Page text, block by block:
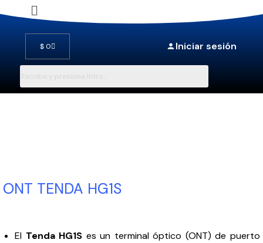
Saltar
contenido
$0 Iniciar sesión
ONT TENDA HG1S
El Tenda HG1S es un terminal óptico (ONT) de puerto